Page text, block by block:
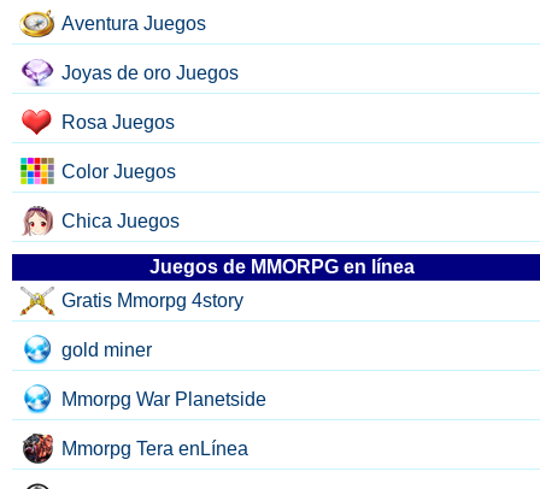
Aventura Juegos
Joyas de oro Juegos
Rosa Juegos
Color Juegos
Chica Juegos
Juegos de MMORPG en línea
Gratis Mmorpg 4story
gold miner
Mmorpg War Planetside
Mmorpg Tera enLínea